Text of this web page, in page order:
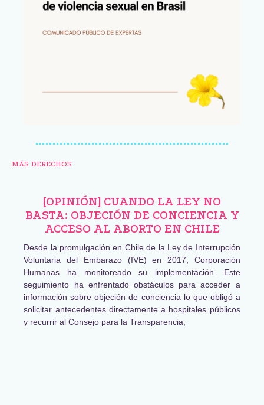
MÁS DERECHOS
[OPINIÓN] CUANDO LA LEY NO
BASTA: OBJECIÓN DE CONCIENCIA Y
ACCESO AL ABORTO EN CHILE
Desde la promulgación en Chile de la Ley de Interrupción
Voluntaria del Embarazo (IVE) en 2017, Corporación
Humanas ha monitoreado su implementación. Este
seguimiento ha enfrentado obstáculos para acceder a
información sobre objeción de conciencia lo que obligó a
solicitar antecedentes directamente a hospitales públicos
y recurrir al Consejo para la Transparencia,